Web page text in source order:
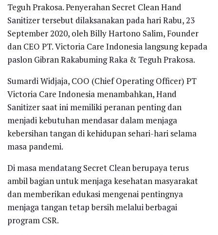
Teguh Prakosa. Penyerahan Secret Clean Hand
Sanitizer tersebut dilaksanakan pada hari Rabu, 23
September 2020, oleh Billy Hartono Salim, Founder
dan CEO PT. Victoria Care Indonesia langsung kepada
paslon Gibran Rakabuming Raka & Teguh Prakosa.
Sumardi Widjaja, COO (Chief Operating Officer) PT
Victoria Care Indonesia menambahkan, Hand
Sanitizer saat ini memiliki peranan penting dan
menjadi kebutuhan mendasar dalam menjaga
kebersihan tangan di kehidupan sehari-hari selama
masa pandemi.
Di masa mendatang Secret Clean berupaya terus
ambil bagian untuk menjaga kesehatan masyarakat
dan memberikan edukasi mengenai pentingnya
menjaga tangan tetap bersih melalui berbagai
program CSR.